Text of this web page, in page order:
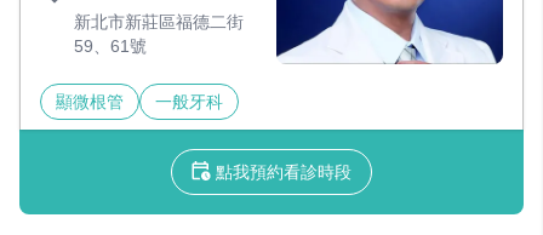
新北市新莊區福德二街
59、61號
顯微根管 一般牙科
點我預約看診時段